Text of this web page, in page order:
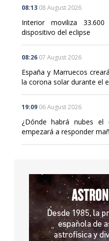
08:13 08 August 2026
Interior moviliza
dispositivo del eclipse
08:26 07 August 2026
España y Marruecos
la corona solar durante el
19:09 06 August 2026
¿Dónde habrá nubes el
empezará a responder